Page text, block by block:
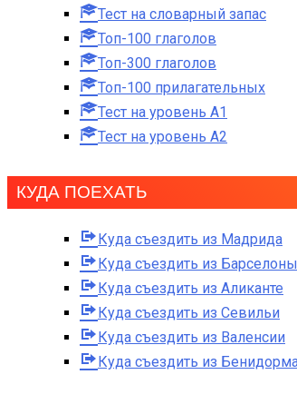
Тест на словарный запас
Топ-100 глаголов
Топ-300 глаголов
Топ-100 прилагательных
Тест на уровень A1
Тест на уровень A2
КУДА ПОЕХАТЬ
Куда съездить из Мадрида
Куда съездить из Барселоны
Куда съездить из Аликанте
Куда съездить из Севильи
Куда съездить из Валенсии
Куда съездить из